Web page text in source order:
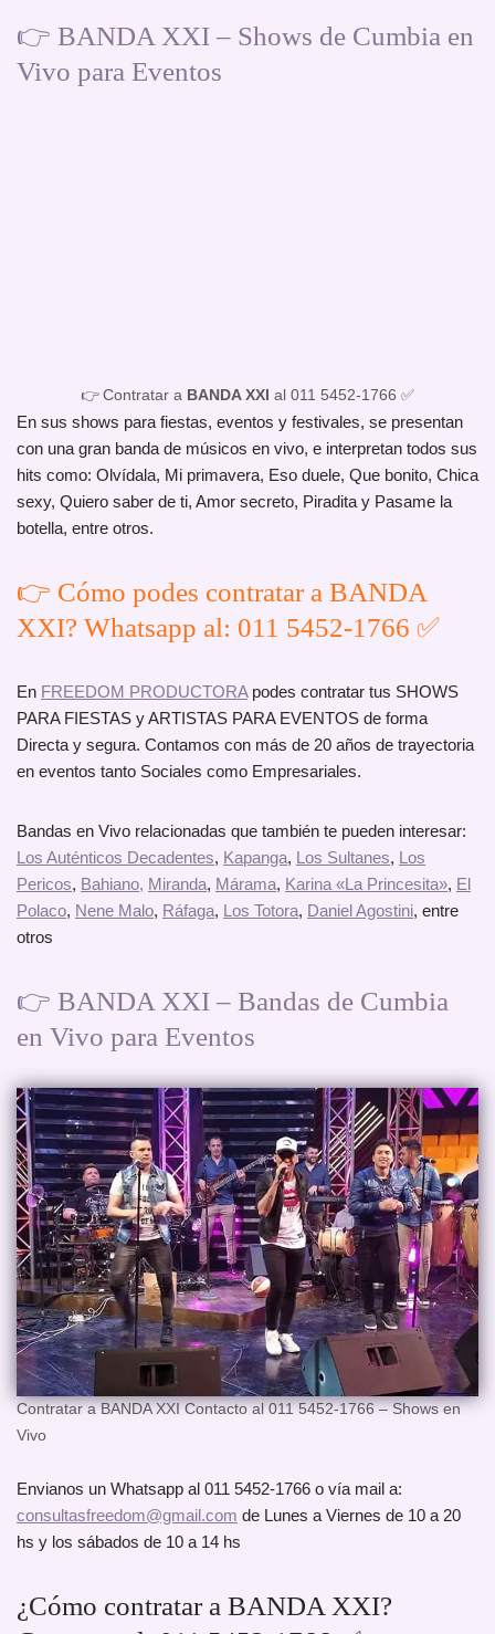
👉 BANDA XXI – Shows de Cumbia en
Vivo para Eventos
👉 Contratar a BANDA XXI al 011 5452-1766 ✅
En sus shows para fiestas, eventos y festivales, se presentan
con una gran banda de músicos en vivo, e interpretan todos sus
hits como: Olvídala, Mi primavera, Eso duele, Que bonito, Chica
sexy, Quiero saber de ti, Amor secreto, Piradita y Pasame la
botella, entre otros.
👉 Cómo podes contratar a BANDA
XXI? Whatsapp al: 011 5452-1766 ✅
En FREEDOM PRODUCTORApodes contratar tus SHOWS
PARA FIESTAS y ARTISTAS PARA EVENTOS de forma
Directa y segura. Contamos con más de 20 años de trayectoria
en eventos tanto Sociales como Empresariales.
Bandas en Vivo relacionadas que también te pueden interesar:
Los Auténticos Decadentes, Kapanga, Los Sultanes, Los
Pericos, Bahiano, Miranda, Márama, Karina «La Princesita», El
Polaco, Nene Malo, Ráfaga, Los Totora, Daniel Agostini, entre
otros
👉 BANDA XXI – Bandas de Cumbia
en Vivo para Eventos
Contratar a BANDA XXI Contacto al 011 5452-1766 – Shows en
Vivo
Envianos un Whatsapp al 011 5452-1766 o vía mail a:
consultasfreedom@gmail.com de Lunes a Viernes de 10 a 20
hs y los sábados de 10 a 14 hs
¿Cómo contratar a BANDA XXI?